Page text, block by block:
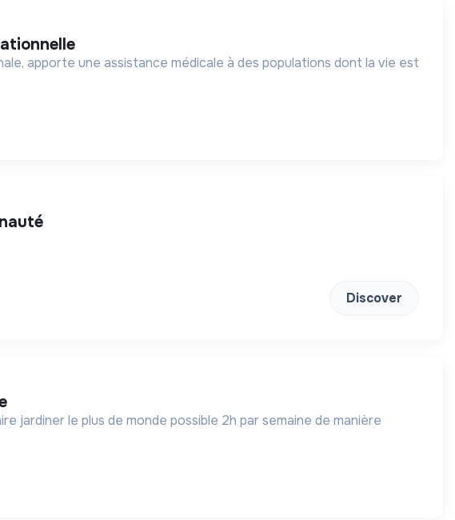
apporte une assistance médicale à des populations dont la vie est
Discover
jardiner le plus de monde possible 2h par semaine de manière